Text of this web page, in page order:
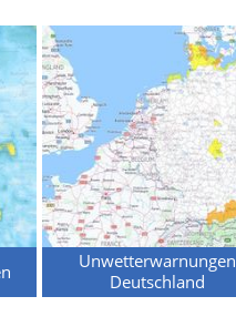
Unwetterwarnungen
Deutschland